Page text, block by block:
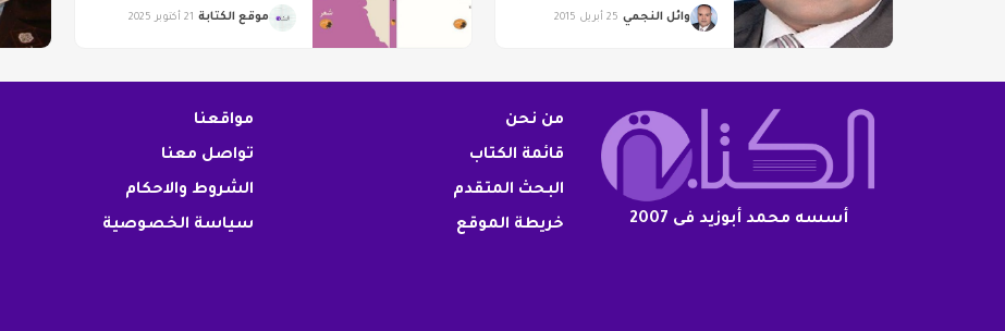
وائل النجمي 25 أبريل 2015 موقع الكتابة 21 أكتوبر 2025
أسسه محمد أبوزيد فى 2007
من نحن
قائمة الكتاب
البحث المتقدم
خريطة الموقع
مواقعنا
تواصل معنا
الشروط والاحكام
سياسة الخصوصية